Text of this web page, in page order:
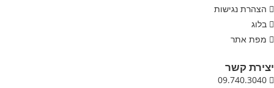
הצהרת נגישות
בלוג
מפת אתר
קשר
09.740.3040